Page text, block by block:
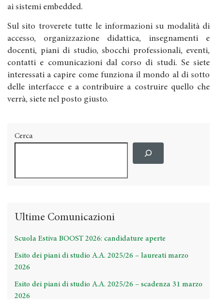
ai sistemi embedded.
Sul sito troverete tutte le informazioni su modalità di
accesso, organizzazione didattica, insegnamenti e
docenti, piani di studio, sbocchi professionali, eventi,
contatti e comunicazioni dal corso di studi. Se siete
interessati a capire come funziona il mondo al di sotto
delle interfacce e a contribuire a costruire quello che
verrà, siete nel posto giusto.
Cerca
Ultime Comunicazioni
Scuola Estiva BOOST 2026: candidature aperte
Esito dei piani di studio A.A. 2025/26 – laureati marzo
2026
Esito dei piani di studio A.A. 2025/26 – scadenza 31 marzo
2026